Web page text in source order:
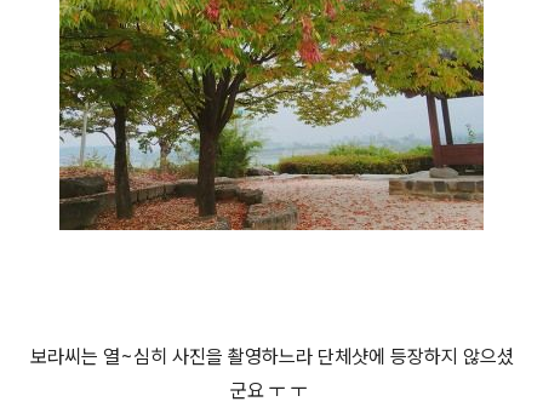
보라씨는 열~심히 사진을 촬영하느라 단체샷에 등장하지 않으셨
군요 ㅜ ㅜ